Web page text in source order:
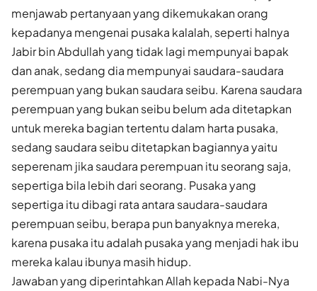
menjawab pertanyaan yang dikemukakan orang
kepadanya mengenai pusaka kalalah, seperti halnya
Jabir bin Abdullah yang tidak lagi mempunyai bapak
dan anak, sedang dia mempunyai saudara-saudara
perempuan yang bukan saudara seibu. Karena saudara
perempuan yang bukan seibu belum ada ditetapkan
untuk mereka bagian tertentu dalam harta pusaka,
sedang saudara seibu ditetapkan bagiannya yaitu
seperenam jika saudara perempuan itu seorang saja,
sepertiga bila lebih dari seorang. Pusaka yang
sepertiga itu dibagi rata antara saudara-saudara
perempuan seibu, berapa pun banyaknya mereka,
karena pusaka itu adalah pusaka yang menjadi hak ibu
mereka kalau ibunya masih hidup.
Jawaban yang diperintahkan Allah kepada Nabi-Nya